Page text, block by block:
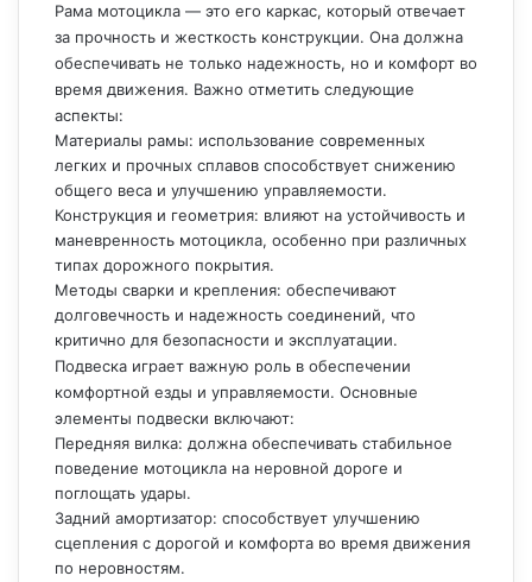
Рама мотоцикла — это его каркас, который отвечает
за прочность и жесткость конструкции. Она должна
обеспечивать не только надежность, но и комфорт во
время движения. Важно отметить следующие
аспекты:
Материалы рамы: использование современных
легких и прочных сплавов способствует снижению
общего веса и улучшению управляемости.
Конструкция и геометрия: влияют на устойчивость и
маневренность мотоцикла, особенно при различных
типах дорожного покрытия.
Методы сварки и крепления: обеспечивают
долговечность и надежность соединений, что
критично для безопасности и эксплуатации.
Подвеска играет важную роль в обеспечении
комфортной езды и управляемости. Основные
элементы подвески включают:
Передняя вилка: должна обеспечивать стабильное
поведение мотоцикла на неровной дороге и
поглощать удары.
Задний амортизатор: способствует улучшению
сцепления с дорогой и комфорта во время движения
по неровностям.